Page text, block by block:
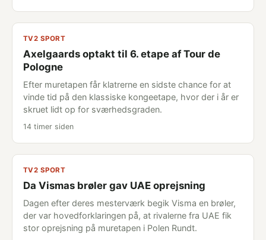
TV2 SPORT
Axelgaards optakt til 6. etape af Tour de
Pologne
Efter muretapen får klatrerne en sidste chance for at
vinde tid på den klassiske kongeetape, hvor der i år er
skruet lidt op for sværhedsgraden.
14 timer siden
TV2 SPORT
Da Vismas brøler gav UAE oprejsning
Dagen efter deres mesterværk begik Visma en brøler,
der var hovedforklaringen på, at rivalerne fra UAE fik
stor oprejsning på muretapen i Polen Rundt.